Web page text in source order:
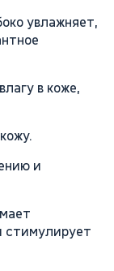
увлажняет,
в коже,
и
стимулирует